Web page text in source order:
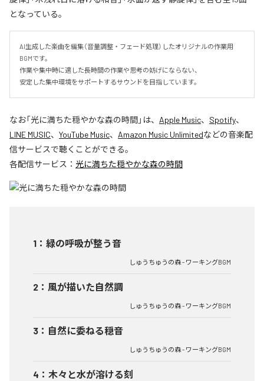
となっている。
AI生成した楽曲を編集（音量調整・フェード処理）したオリジナルの作業用
BGMです。
作業や集中時に適した長時間の作業や思考の妨げにならない、
安定した集中環境をサポートするサウンドを目指しています。
なお「光に満ちた穏やかな森の時間」は、 Apple Music、 Spotify、
LINE MUSIC、 YouTube Music、 Amazon Music Unlimitedなどの音楽配
信サービスで聴くことができる。
各配信サービス： 光に満ちた穏やかな森の時間
1 ： 緑の呼吸が整う音
しゅうちゅうの森 - ワーキングBGM
2 ： 風が描いた自然調
しゅうちゅうの森 - ワーキングBGM
3 ： 自然に委ねる穏音
しゅうちゅうの森 - ワーキングBGM
4 ： 木々と水が溶ける刻